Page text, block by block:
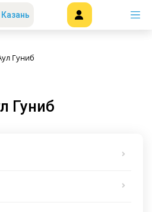
Казань
Гуниб
Гуниб